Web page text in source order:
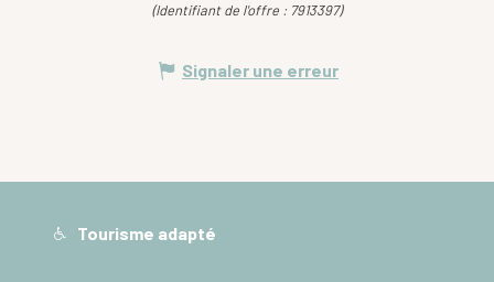
(Identifiant de l'offre : 7913397)
Signaler une erreur
Tourisme adapté